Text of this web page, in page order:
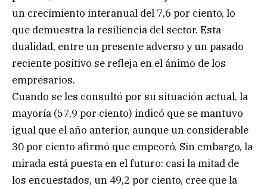
un crecimiento interanual del 7,6 por ciento, lo
que demuestra la resiliencia del sector. Esta
dualidad, entre un presente adverso y un pasado
reciente positivo se refleja en el ánimo de los
empresarios.
Cuando se les consultó por su situación actual, la
mayoría (57,9 por ciento) indicó que se mantuvo
igual que el año anterior, aunque un considerable
30 por ciento afirmó que empeoró. Sin embargo, la
mirada está puesta en el futuro: casi la mitad de
los encuestados, un 49,2 por ciento, cree que la